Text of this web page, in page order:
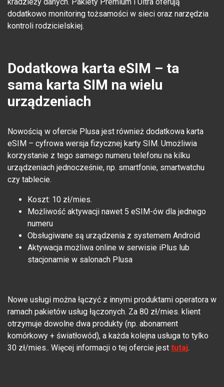
dodatkowo monitoring tożsamości w sieci oraz narzędzia
kontroli rodzicielskiej.
Dodatkowa karta eSIM – ta
sama karta SIM na wielu
urządzeniach
Nowością w ofercie Plusa jest również dodatkowa karta
eSIM – cyfrowa wersja fizycznej karty SIM. Umożliwia
korzystanie z tego samego numeru telefonu na kilku
urządzeniach jednocześnie, np. smartfonie, smartwatchu
czy tablecie.
Koszt: 10 zł/mies.
Możliwość aktywacji nawet 5 eSIM-ów dla jednego
numeru
Obsługiwane są urządzenia z systemem Android
Aktywacja możliwa online w serwisie iPlus lub
stacjonarnie w salonach Plusa
Nowe usługi można łączyć z innymi produktami operatora w
ramach pakietów usług łączonych. Za 80 zł/mies. klient
otrzymuje dowolne dwa produkty (np. abonament
komórkowy + światłowód), a każda kolejna usługa to tylko
30 zł/mies.. Więcej informacji o tej ofercie jest tutaj.